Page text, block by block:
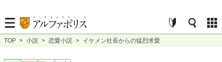
TOP > 小説 > 恋愛小説 > イケメン社長からの猛烈求愛